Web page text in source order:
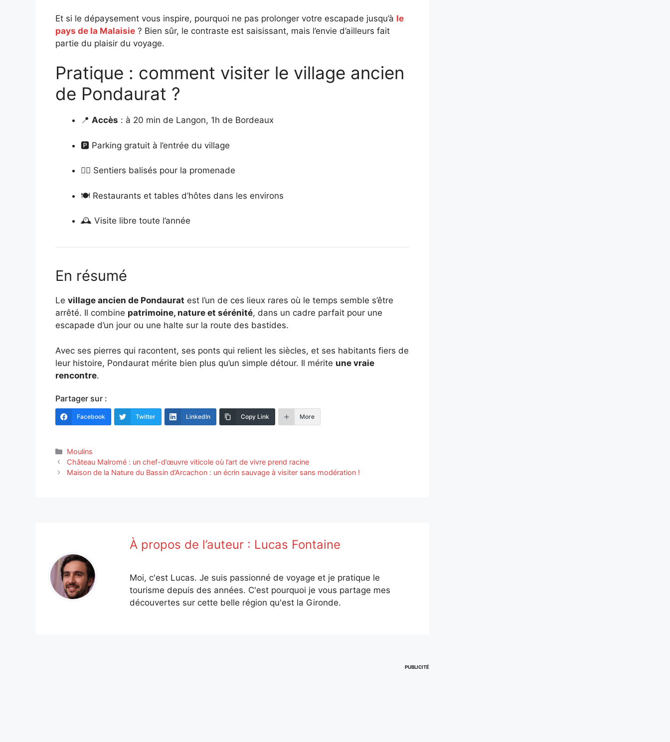
Et si le dépaysement vous inspire, pourquoi ne pas prolonger votre escapade jusqu’à le
pays de la Malaisie? Bien sûr, le contraste est saisissant, mais l’envie d’ailleurs fait
partie du plaisir du voyage.
Pratique : comment visiter le village ancien
de Pondaurat ?
📍 Accès : à 20 min de Langon, 1h de Bordeaux
🅿️ Parking gratuit à l’entrée du village
🚶‍♀️ Sentiers balisés pour la promenade
🍽️ Restaurants et tables d’hôtes dans les environs
🕰️ Visite libre toute l’année
En résumé
Le village ancien de Pondaurat est l’un de ces lieux rares où le temps semble s’être
arrêté. Il combine patrimoine, nature et sérénité, dans un cadre parfait pour une
escapade d’un jour ou une halte sur la route des bastides.
Avec ses pierres qui racontent, ses ponts qui relient les siècles, et ses habitants fiers de
leur histoire, Pondaurat mérite bien plus qu’un simple détour. Il mérite une vraie
rencontre.
Partager sur :
Facebook Twitter LinkedIn Copy Link More
Catégories
Moulins
Château Malromé : un chef-d’œuvre viticole où l’art de vivre prend racine
Maison de la Nature du Bassin d’Arcachon : un écrin sauvage à visiter sans modération !
À propos de l’auteur : Lucas Fontaine
Moi, c'est Lucas. Je suis passionné de voyage et je pratique le
tourisme depuis des années. C'est pourquoi je vous partage mes
découvertes sur cette belle région qu'est la Gironde.
PUBLICITÉ